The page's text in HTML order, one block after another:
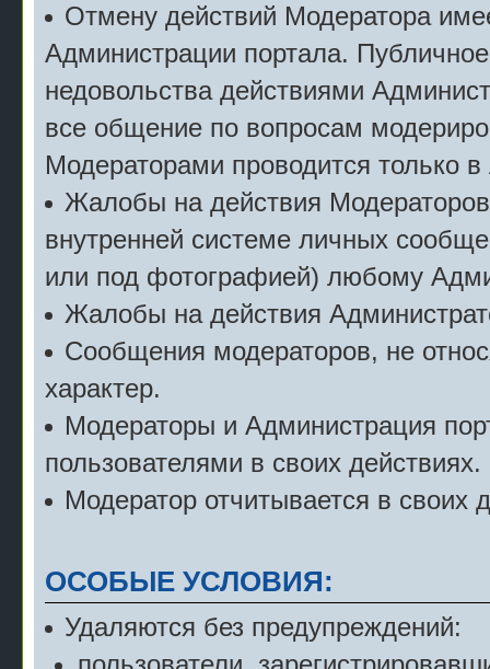
Отмену действий Модератора
Администрации портала.
недовольства действиями
все общение по вопросам
Модераторами проводится только
Жалобы на действия
внутренней системе личных
или под фотографией) любому
Жалобы на действия
Сообщения модераторов, не
характер.
Модераторы и Администрация
пользователями в своих действиях.
Модератор отчитывается в своих
ОСОБЫЕ УСЛОВИЯ:
Удаляются без предупреждений: